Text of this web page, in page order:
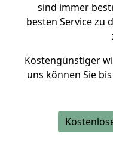
sind immer
besten Service zu
Kostengünstiger
uns können Sie